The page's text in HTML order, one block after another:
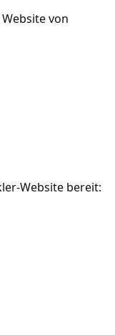
Website von
Website bereit: